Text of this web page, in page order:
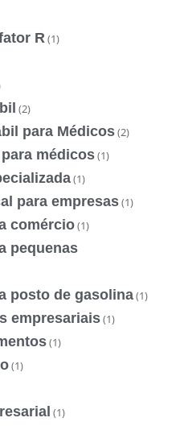
R (1)
(2)
para Médicos(2)
médicos(1)
(1)
para empresas(1)
comércio(1)
pequenas
posto de gasolina(1)
empresariais(1)
(1)
(1)
(1)